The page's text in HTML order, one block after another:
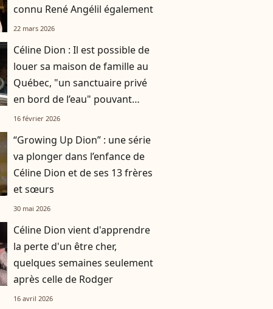
connu René Angélil également
22 mars 2026
Céline Dion : Il est possible de
louer sa maison de famille au
Québec, "un sanctuaire privé
en bord de l’eau" pouvant
accueillir jusqu'à 20 personnes
16 février 2026
“Growing Up Dion” : une série
va plonger dans l’enfance de
Céline Dion et de ses 13 frères
et sœurs
30 mai 2026
Céline Dion vient d'apprendre
la perte d'un être cher,
quelques semaines seulement
après celle de Rodger
16 avril 2026